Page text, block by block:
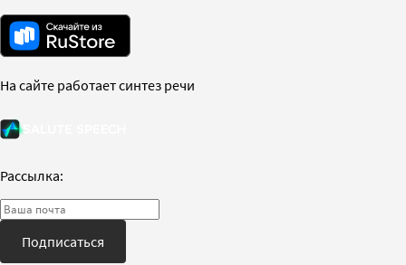
На сайте работает синтез речи
Рассылка:
Подписаться